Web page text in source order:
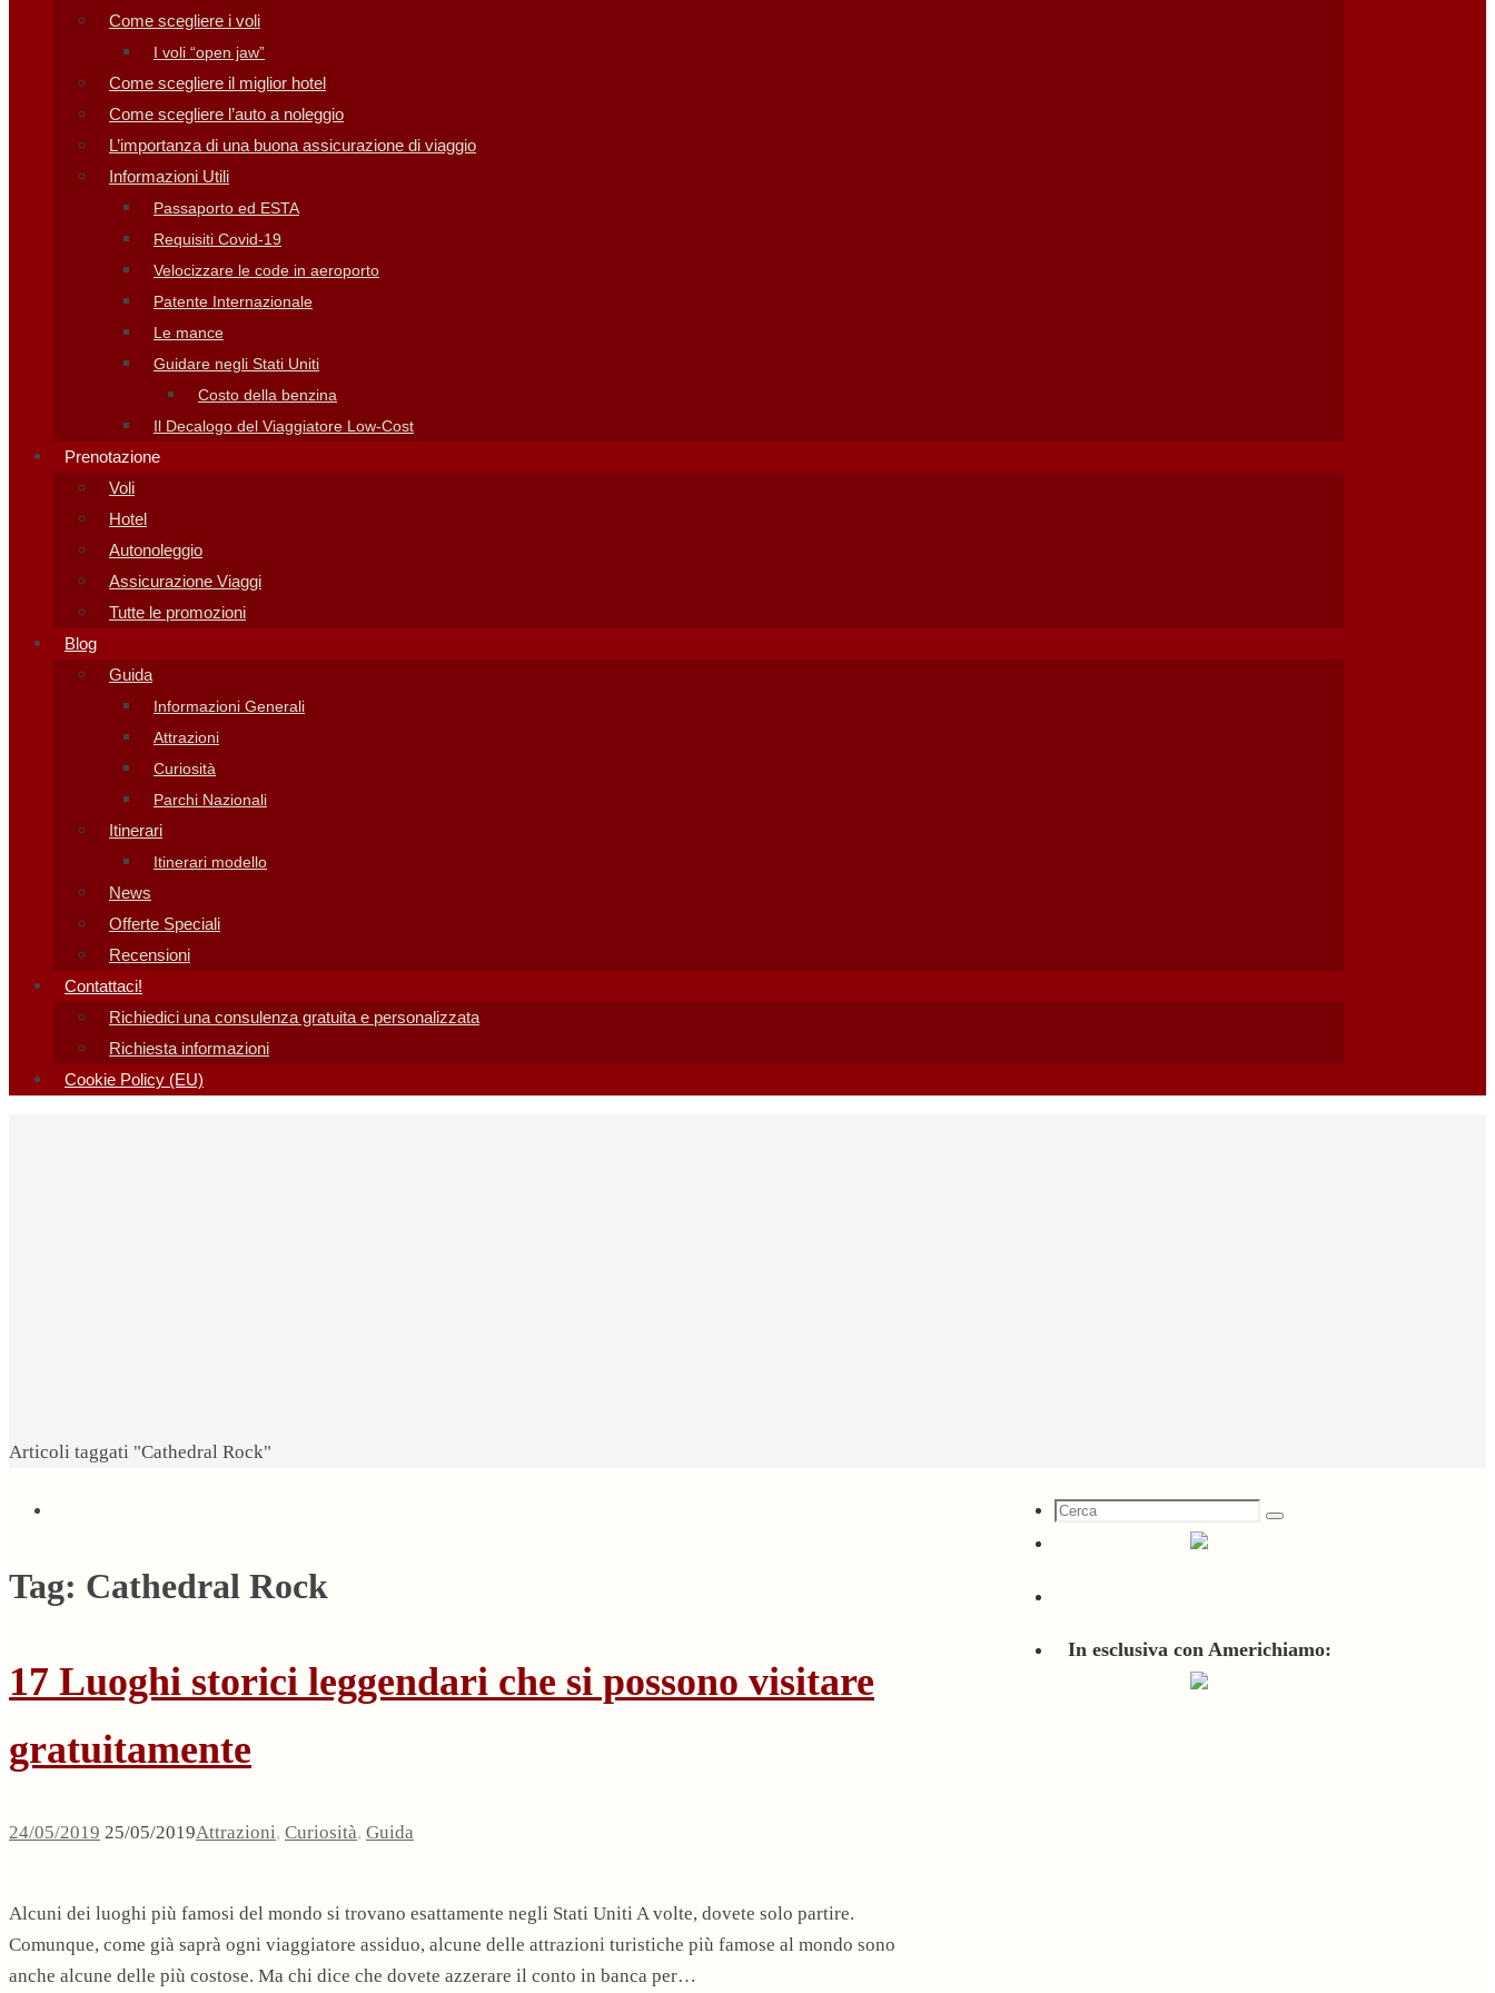
Come scegliere i voli
I voli “open jaw”
Come scegliere il miglior hotel
Come scegliere l’auto a noleggio
L’importanza di una buona assicurazione di viaggio
Informazioni Utili
Passaporto ed ESTA
Requisiti Covid-19
Velocizzare le code in aeroporto
Patente Internazionale
Le mance
Guidare negli Stati Uniti
Costo della benzina
Il Decalogo del Viaggiatore Low-Cost
Prenotazione
Voli
Hotel
Autonoleggio
Assicurazione Viaggi
Tutte le promozioni
Blog
Guida
Informazioni Generali
Attrazioni
Curiosità
Parchi Nazionali
Itinerari
Itinerari modello
News
Offerte Speciali
Recensioni
Contattaci!
Richiedici una consulenza gratuita e personalizzata
Richiesta informazioni
Cookie Policy (EU)
Home
Articoli taggati "Cathedral Rock"
Tag: Cathedral Rock
17 Luoghi storici leggendari che si possono visitare
gratuitamente
24/05/2019 25/05/2019Attrazioni, Curiosità, Guida
Alcuni dei luoghi più famosi del mondo si trovano esattamente negli Stati Uniti A volte, dovete solo partire.
Comunque, come già saprà ogni viaggiatore assiduo, alcune delle attrazioni turistiche più famose al mondo sono
anche alcune delle più costose. Ma chi dice che dovete azzerare il conto in banca per…
Cerca
Cerca
In esclusiva con Americhiamo: